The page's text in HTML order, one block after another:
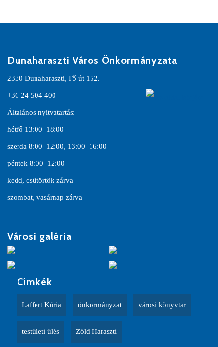
Dunaharaszti Város Önkormányzata
2330 Dunaharaszti, Fő út 152.
+36 24 504 400
Általános nyitvatartás:
hétfő 13:00–18:00
szerda 8:00–12:00, 13:00–16:00
péntek 8:00–12:00
kedd, csütörtök zárva
szombat, vasárnap zárva
Városi galéria
Címkék
Laffert Kúria önkormányzat városi könyvtár
testületi ülés Zöld Haraszti